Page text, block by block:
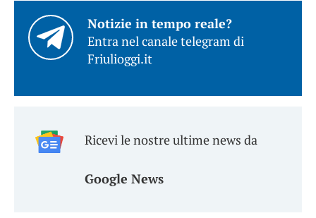
Notizie in tempo reale?
Entra nel canale telegram di
Friulioggi.it
Ricevi le nostre ultime news da
Google News